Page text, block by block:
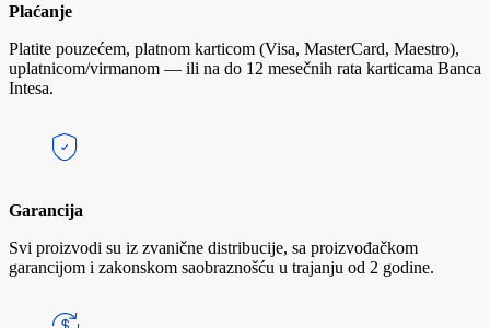
Plaćanje
Platite pouzećem, platnom karticom (Visa, MasterCard, Maestro),
uplatnicom/virmanom — ili na do 12 mesečnih rata karticama Banca
Intesa.
Garancija
Svi proizvodi su iz zvanične distribucije, sa proizvođačkom
garancijom i zakonskom saobraznošću u trajanju od 2 godine.